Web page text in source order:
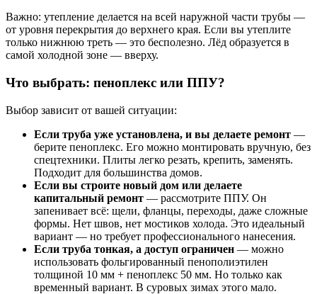
Важно: утепление делается на всей наружной части трубы —
от уровня перекрытия до верхнего края. Если вы утеплите
только нижнюю треть — это бесполезно. Лёд образуется в
самой холодной зоне — вверху.
Что выбрать: пеноплекс или ППУ?
Выбор зависит от вашей ситуации:
Если труба уже установлена, и вы делаете ремонт —
берите пеноплекс. Его можно монтировать вручную, без
спецтехники. Плиты легко резать, крепить, заменять.
Подходит для большинства домов.
Если вы строите новый дом или делаете
капитальный ремонт — рассмотрите ППУ. Он
запенивает всё: щели, фланцы, переходы, даже сложные
формы. Нет швов, нет мостиков холода. Это идеальный
вариант — но требует профессионального нанесения.
Если труба тонкая, а доступ ограничен — можно
использовать фольгированный пенополиэтилен
толщиной 10 мм + пеноплекс 50 мм. Но только как
временный вариант. В суровых зимах этого мало.